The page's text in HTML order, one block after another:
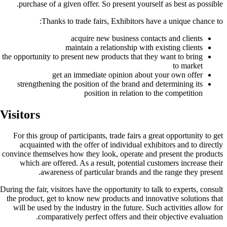
the
For this
convince
which
During the
the product,
will be